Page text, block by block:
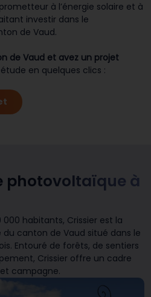
à l’énergie solaire et à
investir dans le
de Vaud.
de Vaud et avez un projet
en quelques clics :
photovoltaïque à
000 habitants, Crissier est la
canton de Vaud situé dans le
Entouré de forêts, de sentiers
Crissier offre un cadre
campagne.